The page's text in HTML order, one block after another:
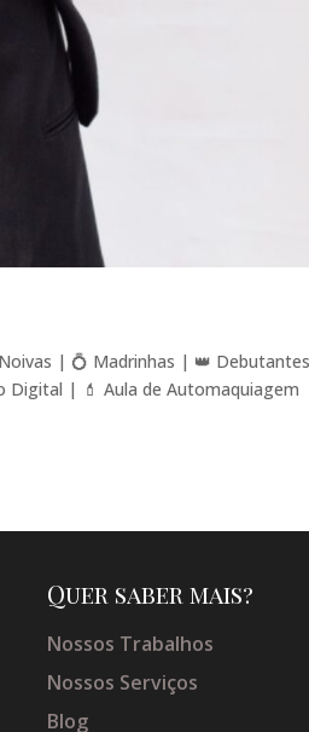
| 💍 Madrinhas | 👑 Debutantes
| 💄 Aula de Automaquiagem
Quer saber mais?
Nossos Trabalhos
Nossos Serviços
Blog